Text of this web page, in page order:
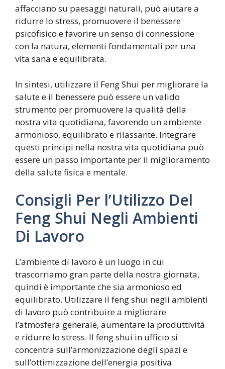
affacciano su paesaggi naturali, può aiutare a
ridurre lo stress, promuovere il benessere
psicofisico e favorire un senso di connessione
con la natura, elementi fondamentali per una
vita sana e equilibrata.
In sintesi, utilizzare il Feng Shui per migliorare la
salute e il benessere può essere un valido
strumento per promuovere la qualità della
nostra vita quotidiana, favorendo un ambiente
armonioso, equilibrato e rilassante. Integrare
questi principi nella nostra vita quotidiana può
essere un passo importante per il miglioramento
della salute fisica e mentale.
Consigli Per l’Utilizzo Del
Feng Shui Negli Ambienti
Di Lavoro
L’ambiente di lavoro è un luogo in cui
trascorriamo gran parte della nostra giornata,
quindi è importante che sia armonioso ed
equilibrato. Utilizzare il feng shui negli ambienti
di lavoro può contribuire a migliorare
l’atmosfera generale, aumentare la produttività
e ridurre lo stress. Il feng shui in ufficio si
concentra sull’armonizzazione degli spazi e
sull’ottimizzazione dell’energia positiva.